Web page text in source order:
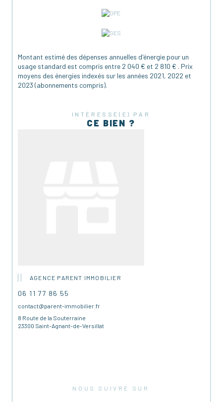
Montant estimé des dépenses annuelles d'énergie pour un
usage standard est compris entre 2 040 € et 2 810 € . Prix
moyens des énergies indexés sur les années 2021, 2022 et
2023 (abonnements compris).
INTÉRESSÉ(E) PAR
CE BIEN ?
AGENCE PARENT IMMOBILIER
06 11 77 86 55
contact@parent-immobilier.fr
8 Route de la Souterraine
23300 Saint-Agnant-de-Versillat
NOUS SUIVRE SUR